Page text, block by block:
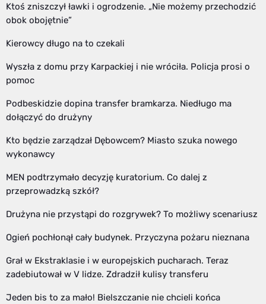
Ktoś zniszczył ławki i ogrodzenie. „Nie możemy przechodzić
obok obojętnie”
Kierowcy długo na to czekali
Wyszła z domu przy Karpackiej i nie wróciła. Policja prosi o
pomoc
Podbeskidzie dopina transfer bramkarza. Niedługo ma
dołączyć do drużyny
Kto będzie zarządzał Dębowcem? Miasto szuka nowego
wykonawcy
MEN podtrzymało decyzję kuratorium. Co dalej z
przeprowadzką szkół?
Drużyna nie przystąpi do rozgrywek? To możliwy scenariusz
Ogień pochłonął cały budynek. Przyczyna pożaru nieznana
Grał w Ekstraklasie i w europejskich pucharach. Teraz
zadebiutował w V lidze. Zdradził kulisy transferu
Jeden bis to za mało! Bielszczanie nie chcieli końca